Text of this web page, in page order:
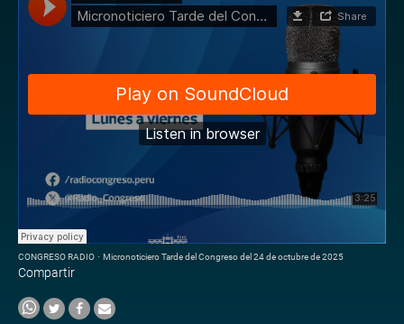
CONGRESO RADIO · Micronoticiero Tarde del Congreso del 24 de octubre de 2025
Compartir